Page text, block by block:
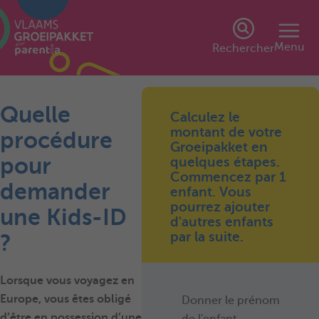
RechercherMenu
Quelle
procédure
pour
demander
une Kids-ID
?
Lorsque vous voyagez en
Europe, vous êtes obligé
Calculez le
montant de votre
Groeipakket en
quelques étapes.
Commencez par 1
enfant. Vous
pourrez ajouter
d'autres enfants
par la suite.
Donner le prénom